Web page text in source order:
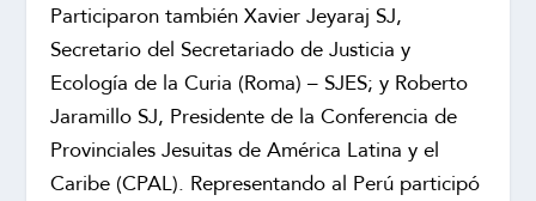
Participaron también Xavier Jeyaraj SJ,
Secretario del Secretariado de Justicia y
Ecología de la Curia (Roma) – SJES; y Roberto
Jaramillo SJ, Presidente de la Conferencia de
Provinciales Jesuitas de América Latina y el
Caribe (CPAL). Representando al Perú participó